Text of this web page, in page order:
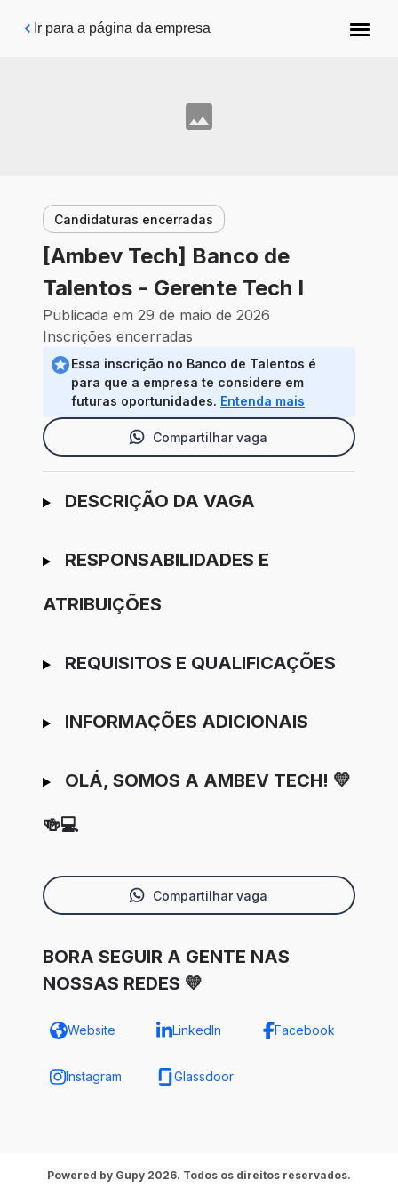
Pular para o conteúdo principal
Ir para a página da empresa
Candidaturas encerradas
[Ambev Tech] Banco de
Talentos - Gerente Tech I
Publicada em 29 de maio de 2026
Inscrições encerradas
Essa inscrição no Banco de Talentos é
para que a empresa te considere em
futuras oportunidades. Entenda mais
Compartilhar vaga
Ir para candidatura
DESCRIÇÃO DA VAGA
RESPONSABILIDADES E
ATRIBUIÇÕES
REQUISITOS E QUALIFICAÇÕES
INFORMAÇÕES ADICIONAIS
OLÁ, SOMOS A AMBEV TECH! 💛
🍻💻
Compartilhar vaga
BORA SEGUIR A GENTE NAS
NOSSAS REDES 💛
Website LinkedIn Facebook
Instagram Glassdoor
Powered by Gupy 2026. Todos os direitos reservados.